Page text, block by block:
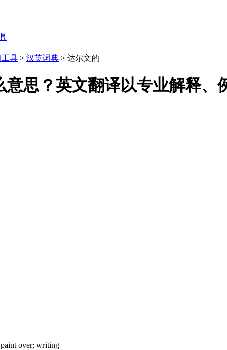
具 > 汉英词典 > 达尔文的
意思？英文翻译以专业解释、
over; writing